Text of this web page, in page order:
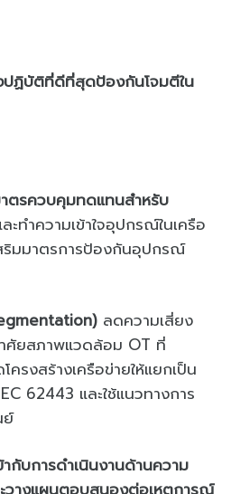
ปฏิบัติที่ดีที่สุดป้องกันโจมตีใน
าตรควบคุมทดแทนสำหรับ
ะทำความเข้าใจอุปกรณ์ในเครือ
มมาตรการป้องกันอุปกรณ์
ลดความเสี่ยง
ศัยสภาพแวดล้อม OT ที่
ครงสร้างเครือข่ายให้แยกเป็น
62443 และใช้แนวทางการ
ย์
กับการดำเนินงานด้านความ